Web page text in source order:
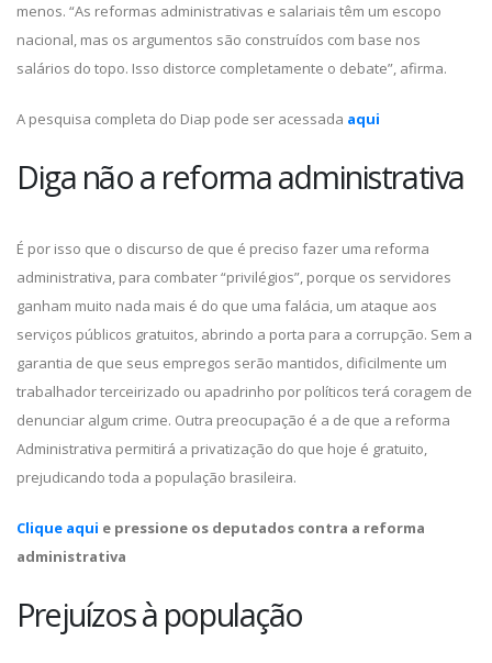
menos. “As reformas administrativas e salariais têm um escopo
nacional, mas os argumentos são construídos com base nos
salários do topo. Isso distorce completamente o debate”, afirma.
A pesquisa completa do Diap pode ser acessada aqui
Diga não a reforma administrativa
É por isso que o discurso de que é preciso fazer uma reforma
administrativa, para combater “privilégios”, porque os servidores
ganham muito nada mais é do que uma falácia, um ataque aos
serviços públicos gratuitos, abrindo a porta para a corrupção. Sem a
garantia de que seus empregos serão mantidos, dificilmente um
trabalhador terceirizado ou apadrinho por políticos terá coragem de
denunciar algum crime. Outra preocupação é a de que a reforma
Administrativa permitirá a privatização do que hoje é gratuito,
prejudicando toda a população brasileira.
Clique aqui e pressione os deputados contra a reforma
administrativa
Prejuízos à população